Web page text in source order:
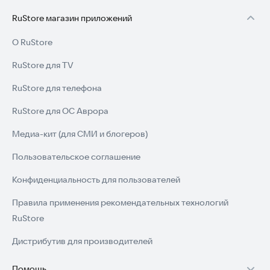
RuStore магазин приложений
О RuStore
RuStore для TV
RuStore для телефона
RuStore для ОС Аврора
Медиа-кит (для СМИ и блогеров)
Пользовательское соглашение
Конфиденциальность для пользователей
Правила применения рекомендательных технологий
RuStore
Дистрибутив для производителей